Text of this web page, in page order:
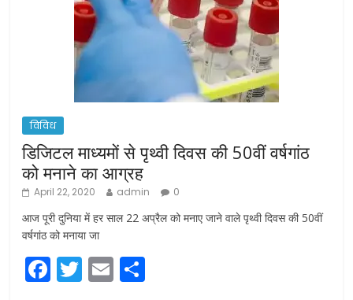
विविध
डिजिटल माध्यमों से पृथ्वी दिवस की 50वीं वर्षगांठ
को मनाने का आग्रह
April 22, 2020 admin 0
आज पूरी दुनिया में हर साल 22 अप्रैल को मनाए जाने वाले पृथ्वी दिवस की 50वीं
वर्षगांठ को मनाया जा
F T E